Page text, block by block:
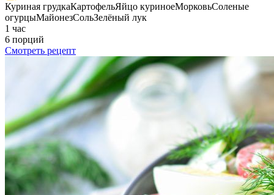
Куриная грудкаКартофельЯйцо куриноеМорковьСоленые
огурцыМайонезСольЗелёный лук
1 час
6 порций
Смотреть рецепт